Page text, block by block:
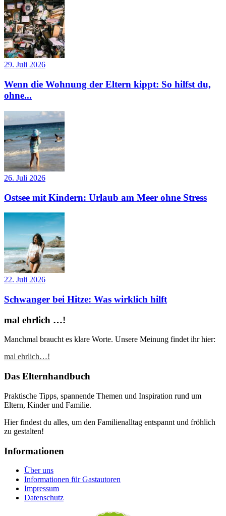
29. Juli 2026
Wenn die Wohnung der Eltern kippt: So hilfst du,
ohne...
26. Juli 2026
Ostsee mit Kindern: Urlaub am Meer ohne Stress
22. Juli 2026
Schwanger bei Hitze: Was wirklich hilft
mal ehrlich …!
Manchmal braucht es klare Worte. Unsere Meinung findet ihr hier:
mal ehrlich…!
Das Elternhandbuch
Praktische Tipps, spannende Themen und Inspiration rund um
Eltern, Kinder und Familie.
Hier findest du alles, um den Familienalltag entspannt und fröhlich
zu gestalten!
Informationen
Über uns
Informationen für Gastautoren
Impressum
Datenschutz